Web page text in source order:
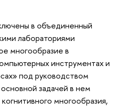
в объединенный
лабораториями
многообразие в
инструментах и
под руководством
задачей в нем
многообразия,